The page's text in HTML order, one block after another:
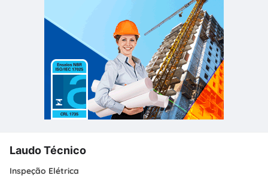
Laudo Técnico
Inspeção Elétrica